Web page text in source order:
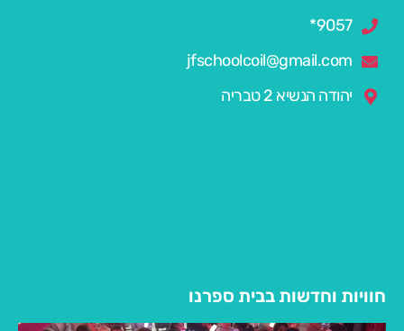
9057*
jfschoolcoil@gmail.com
יהודה הנשיא 2 טבריה
חוויות וחדשות בבית ספרנו